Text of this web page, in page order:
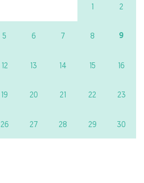
1 2
5 6 7 8 9
12 13 14 15 16
19 20 21 22 23
26 27 28 29 30